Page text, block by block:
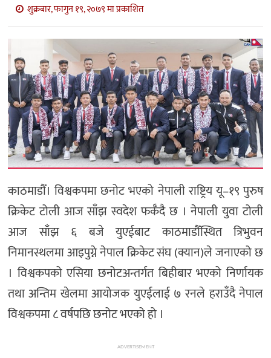
अन्तर्वार्ता
मनोरञ्जन
खेल
प्रविधि
भिडियो
शुक्रबार, फागुन १९, २०७९ मा प्रकाशित
काठमाडौँ। विश्वकपमा छनोट भएको नेपाली राष्ट्रिय यू–१९ पुरुष
क्रिकेट टोली आज साँझ स्वदेश फर्कँदै छ । नेपाली युवा टोली
आज साँझ ६ बजे युएईबाट काठमाडौँस्थित त्रिभुवन
निमानस्थलमा आइपुग्ने नेपाल क्रिकेट संघ (क्यान)ले जनाएको छ
। विश्वकपको एसिया छनोटअन्तर्गत बिहीबार भएको निर्णायक
तथा अन्तिम खेलमा आयोजक युएईलाई ७ रनले हराउँदै नेपाल
विश्वकपमा ८ वर्षपछि छनोट भएको हो ।
ADVERTISEMENT